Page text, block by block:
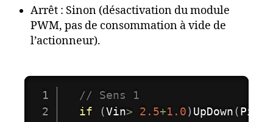
Arrêt : Sinon (désactivation du module
PWM, pas de consommation à vide de
l’actionneur).
// Sens 1
if
(Vin> 2.5+1.0) UpDown(